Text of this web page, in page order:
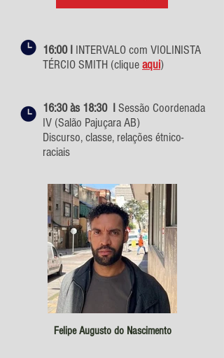
16:00 I INTERVALO com VIOLINISTA
TÉRCIO SMITH (cliqueaqui)
16:30 às 18:30 I Sessão Coordenada
IV (Salão Pajuçara AB)
Discurso, classe, relações étnico-
raciais
Felipe Augusto do Nascimento